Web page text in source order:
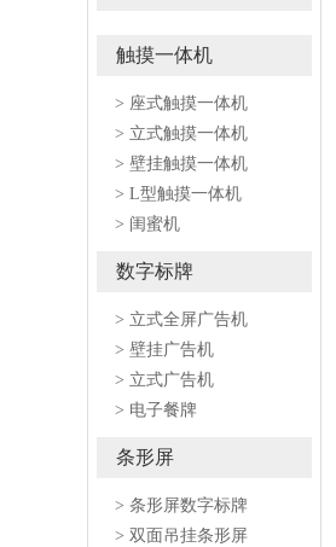
触摸一体机
> 座式触摸一体机
> 立式触摸一体机
> 壁挂触摸一体机
> L型触摸一体机
> 闺蜜机
数字标牌
> 立式全屏广告机
> 壁挂广告机
> 立式广告机
> 电子餐牌
条形屏
> 条形屏数字标牌
> 双面吊挂条形屏